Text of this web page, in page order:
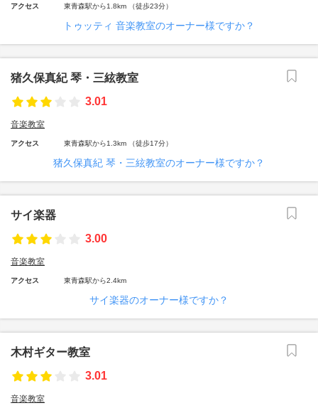
アクセス 東青森駅から1.8km （徒歩23分）
トゥッティ 音楽教室のオーナー様ですか？
猪久保真紀 琴・三絃教室
3.01
音楽教室
アクセス 東青森駅から1.3km （徒歩17分）
猪久保真紀 琴・三絃教室のオーナー様ですか？
サイ楽器
3.00
音楽教室
アクセス 東青森駅から2.4km
サイ楽器のオーナー様ですか？
木村ギター教室
3.01
音楽教室